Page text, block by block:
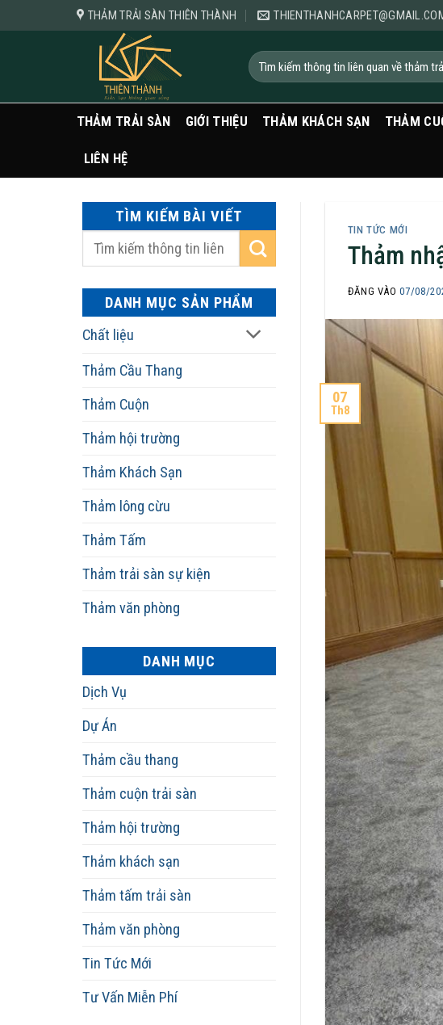
qua
THẢM TRẢI SÀN THIÊN THÀNH
Tìm
kiếm:
THẢM TRẢI SÀN GIỚI THIỆU THẢM KHÁCH SẠN THẢM
LIÊN HỆ
TÌM KIẾM BÀI VIẾT
DANH MỤC SẢN PHẨM
Chất liệu
Thảm Cầu Thang
Thảm Cuộn
Thảm hội trường
Thảm Khách Sạn
Thảm lông cừu
Thảm Tấm
Thảm trải sàn sự kiện
Thảm văn phòng
DANH MỤC
Dịch Vụ
Dự Án
Thảm cầu thang
Thảm cuộn trải sàn
Thảm hội trường
Thảm khách sạn
Thảm tấm trải sàn
Thảm văn phòng
Tin Tức Mới
Tư Vấn Miễn Phí
TIN TỨC MỚI
Thảm
ĐĂNG VÀO07/08/
07
Th8